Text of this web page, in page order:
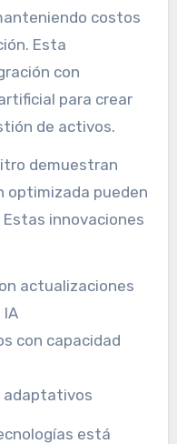
costos
Esta
con
para crear
de activos.
demuestran
optimizada pueden
innovaciones
actualizaciones
con capacidad
adaptativos
está